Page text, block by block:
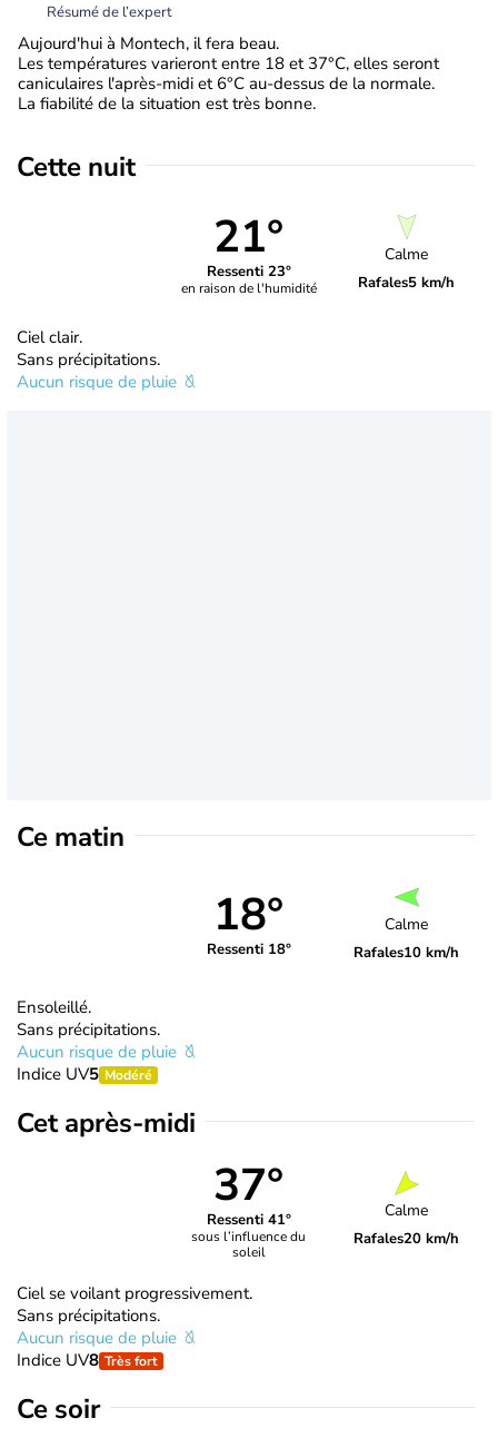
Résumé de l’expert
Aujourd'hui à Montech, il fera beau.
Les températures varieront entre 18 et 37°C, elles seront
caniculaires l'après-midi et 6°C au-dessus de la normale.
La fiabilité de la situation est très bonne.
Cette nuit
21°
Ressenti 23°
en raison de l'humidité
Calme
Rafales5 km/h
Ciel clair.
Sans précipitations.
Aucun risque de pluie
Ce matin
18°
Ressenti 18°
Calme
Rafales10 km/h
Ensoleillé.
Sans précipitations.
Aucun risque de pluie
Indice UV5 Modéré
Cet après-midi
37°
Ressenti 41°
sous l’influence du
soleil
Calme
Rafales20 km/h
Ciel se voilant progressivement.
Sans précipitations.
Aucun risque de pluie
Indice UV8 Très fort
Ce soir